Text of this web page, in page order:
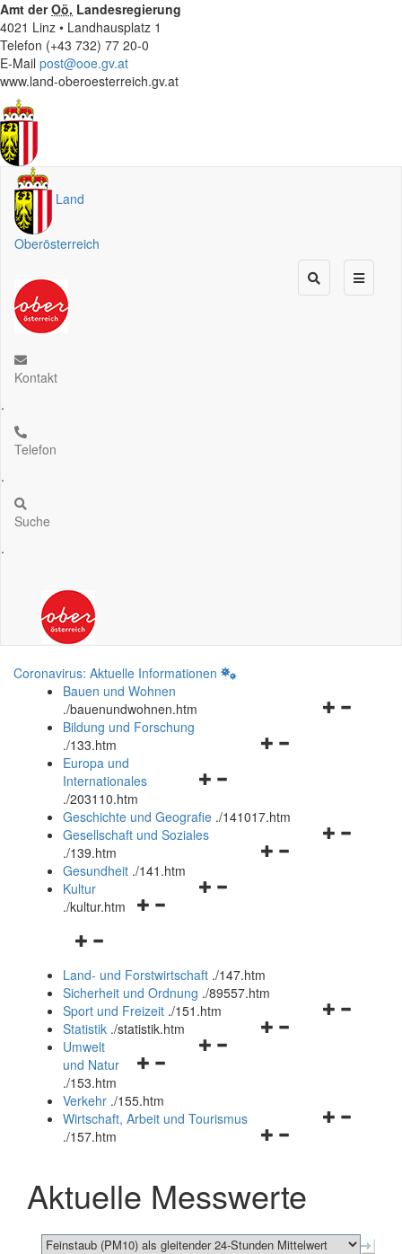
Amt derOö. Landesregierung
4021 Linz • Landhausplatz 1
Telefon (+43 732) 77 20-0
E-Mail post@ooe.gv.at
www.land-oberoesterreich.gv.at
Land
Oberösterreich
Kontakt
.
Telefon
.
Suche
.
Coronavirus: Aktuelle Informationen
Bauen und Wohnen
./bauenundwohnen.htm
Navigationsmenü
Bildung und Forschung
./133.htm
Navigationsmenü
und
schließen
Europa und
Internationales
./203110.htm
Geschichte und Geografie ./141017.htm
Navigationsmenü
Gesellschaft und Soziales
./139.htm
Navigationsmenü
Gesundheit ./141.htm
Navigationsmenü
Kultur
./kultur.htm
Navigationsmenü
und
schließen
Land- und Forstwirtschaft ./147.htm
Sicherheit und Ordnung ./89557.htm
Navigationsmenü
Sport und Freizeit ./151.htm
Navigationsmenü
Statistik ./statistik.htm
Navigationsmenü
und
schließen
Umwelt
und Natur
./153.htm
Verkehr ./155.htm
Navigationsmenü
schließen
Wirtschaft, Arbeit und Tourismus
./157.htm
Aktuelle Messwerte